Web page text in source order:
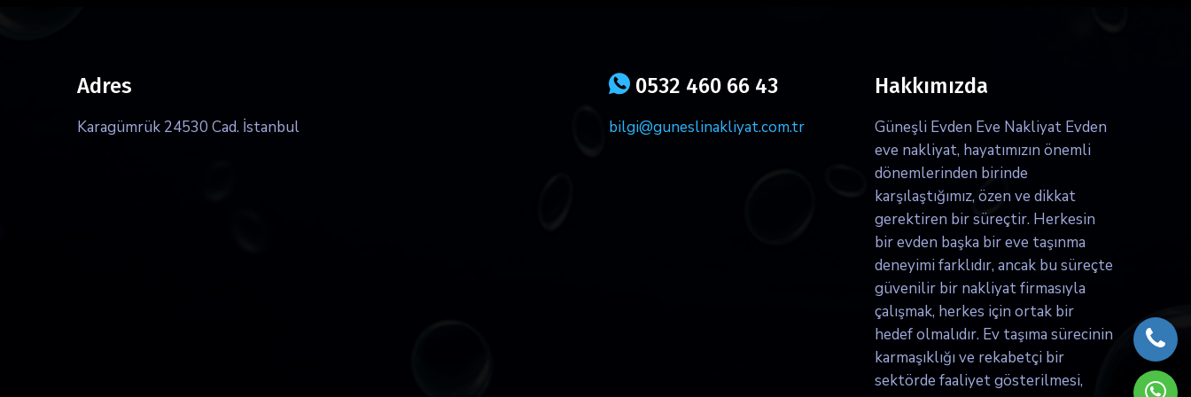
Adres
Karagümrük 24530 Cad. İstanbul
icon
0532 460 66 43
bilgi@guneslinakliyat.com.tr
Hakkımızda
Güneşli Evden Eve Nakliyat Evden
eve nakliyat, hayatımızın önemli
dönemlerinden birinde
karşılaştığımız, özen ve dikkat
gerektiren bir süreçtir. Herkesin
bir evden başka bir eve taşınma
deneyimi farklıdır, ancak bu süreçte
güvenilir bir nakliyat firmasıyla
çalışmak, herkes için ortak bir
hedef olmalıdır. Ev taşıma sürecinin
karmaşıklığı ve rekabetçi bir
sektörde faaliyet gösterilmesi,